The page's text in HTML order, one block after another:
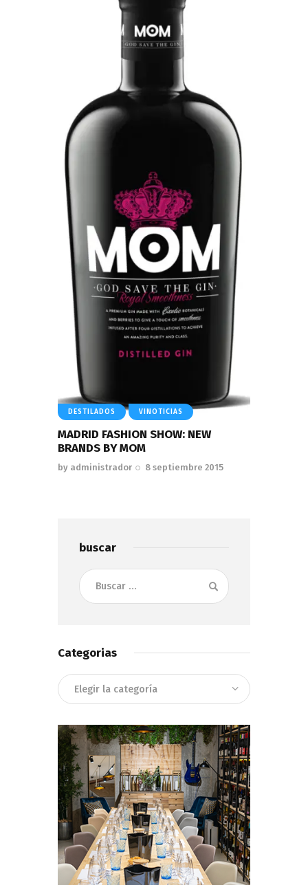
DESTILADOS VINOTICIAS
MADRID FASHION SHOW: NEW
BRANDS BY MOM
by administrador 8 septiembre 2015
buscar
Buscar:
Categorias
Categorias